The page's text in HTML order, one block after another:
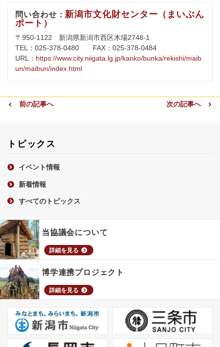
問い合わせ： 新潟市文化財センター（まいぶん
ポート）
〒950-1122 新潟県新潟市西区木場2748-1
TEL：025-378-0480 FAX：025-378-0484
URL： https://www.city.niigata.lg.jp/kanko/bunka/rekishi/maib
un/maibun/index.html
前の記事へ 次の記事へ
トピックス
イベント情報
新着情報
すべてのトピックス
当協議会について
詳細を見る
博学連携プロジェクト
詳細を見る